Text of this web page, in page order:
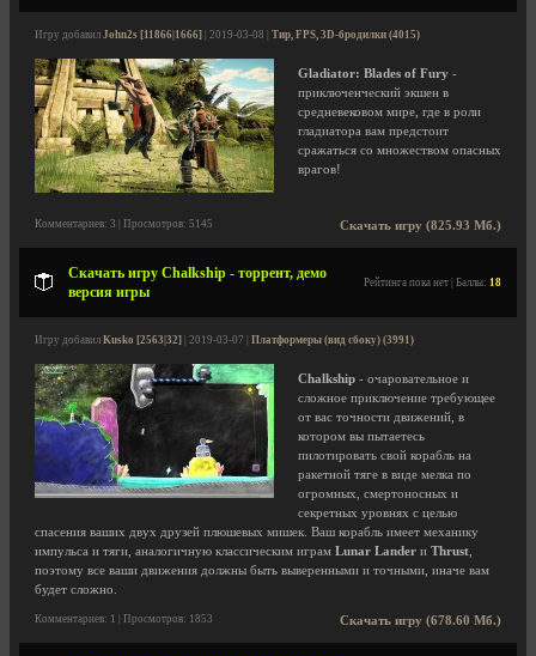
Игру добавил John2s [11866|1666] | 2019-03-08 | Тир, FPS, 3D-бродилки (4015)
Gladiator: Blades of Fury -
приключенческий экшен в
средневековом мире, где в роли
гладиатора вам предстоит
сражаться со множеством опасных
врагов!
Скачать игру (825.93 Мб.)
Комментариев: 3 | Просмотров: 5145
Скачать игру Chalkship - торрент, демо
версия игры
Рейтинга пока нет | Баллы: 18
Игру добавил Kusko [2563|32] | 2019-03-07 | Платформеры (вид сбоку) (3991)
Chalkship - очаровательное и
сложное приключение требующее
от вас точности движений, в
котором вы пытаетесь
пилотировать свой корабль на
ракетной тяге в виде мелка по
огромных, смертоносных и
секретных уровнях с целью
спасения ваших двух друзей плюшевых мишек. Ваш корабль имеет механику
импульса и тяги, аналогичную классическим играм Lunar Lander и Thrust
поэтому все ваши движения должны быть выверенными и точными, иначе вам
будет сложно.
Скачать игру (678.60 Мб.)
Комментариев: 1 | Просмотров: 1853